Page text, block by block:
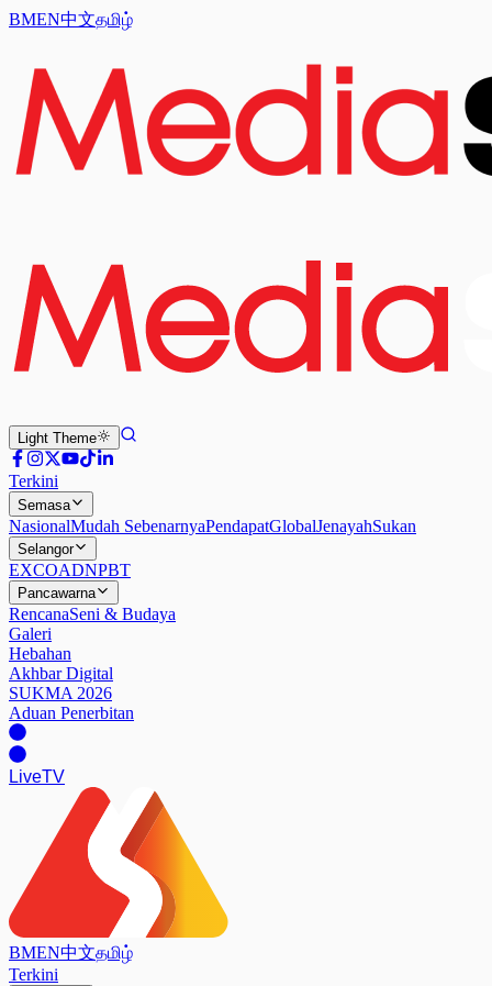
BMEN中文தமிழ்
Light Theme
Terkini
Semasa
NasionalMudah SebenarnyaPendapatGlobalJenayahSukan
Selangor
EXCOADNPBT
Pancawarna
RencanaSeni & Budaya
Galeri
Hebahan
Akhbar Digital
SUKMA 2026
Aduan Penerbitan
LiveTV
BMEN中文தமிழ்
Terkini